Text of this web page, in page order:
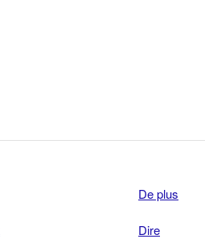
De plus
Dire